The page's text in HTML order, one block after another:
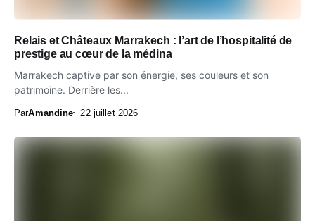
Relais et Châteaux Marrakech : l’art de l’hospitalité de
prestige au cœur de la médina
Marrakech captive par son énergie, ses couleurs et son
patrimoine. Derrière les...
ParAmandine 22 juillet 2026